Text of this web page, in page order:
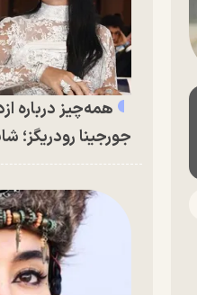
همه‌چیز درباره
جورجینا رودریگز؛